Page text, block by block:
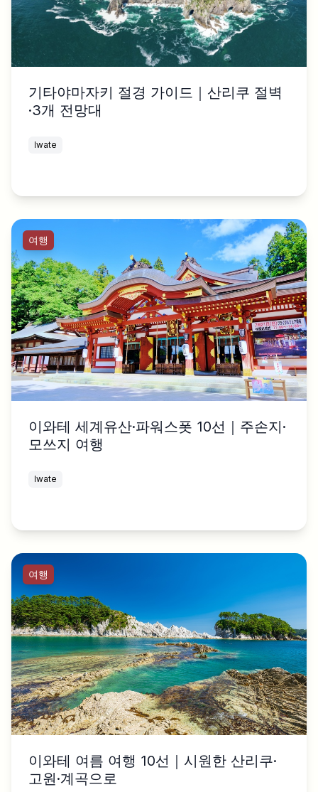
기타야마자키 절경 가이드｜산리쿠 절벽
·3개 전망대
Iwate
여행
이와테 세계유산·파워스폿 10선｜주손지·
모쓰지 여행
Iwate
여행
이와테 여름 여행 10선｜시원한 산리쿠·
고원·계곡으로